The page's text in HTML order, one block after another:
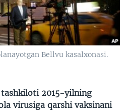
Bellvu kasalxonasi.
tashkiloti 2015-yilning
virusiga qarshi vaksinani